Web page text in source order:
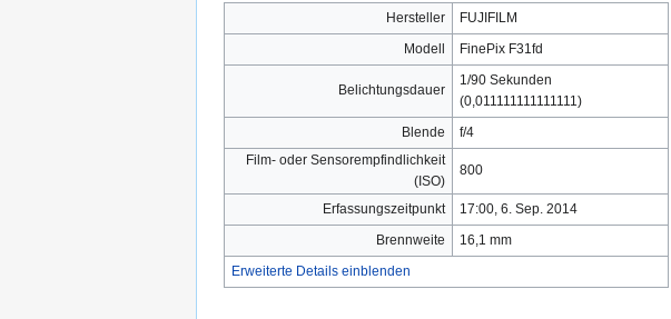
Hersteller
FUJIFILM
Modell
FinePix F31fd
Belichtungsdauer
1/90 Sekunden
(0,011111111111111)
Blende
f/4
Film- oder Sensorempfindlichkeit
(ISO)
800
Erfassungszeitpunkt
17:00, 6. Sep. 2014
Brennweite
16,1 mm
Erweiterte Details einblenden